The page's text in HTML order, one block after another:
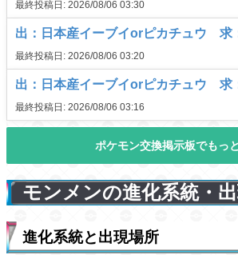
モンメンの進化系統・
進化系統と出現場所